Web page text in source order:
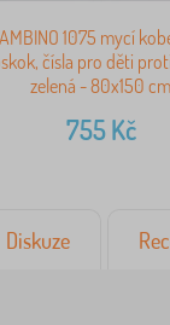
1075 mycí
čísla pro děti
zelená - 80x150 cm
755Kč
Diskuze